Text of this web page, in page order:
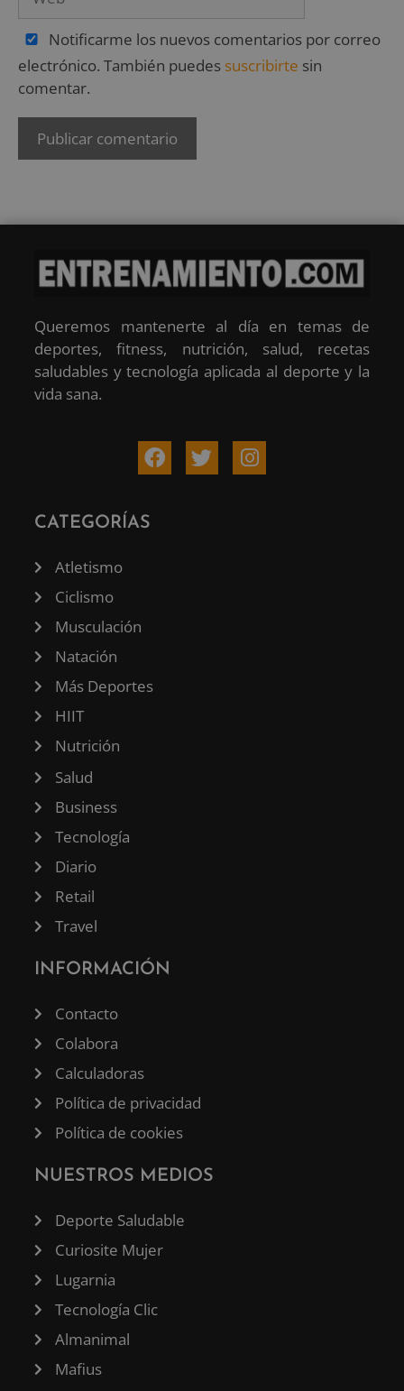
Notificarme los nuevos comentarios por correo
electrónico. También puedes suscribirte sin
comentar.
Queremos mantenerte al día en temas de
deportes, fitness, nutrición, salud, recetas
saludables y tecnología aplicada al deporte y la
vida sana.
CATEGORÍAS
Atletismo
Ciclismo
Musculación
Natación
Más Deportes
HIIT
Nutrición
Salud
Business
Tecnología
Diario
Retail
Travel
INFORMACIÓN
Contacto
Colabora
Calculadoras
Política de privacidad
Política de cookies
NUESTROS MEDIOS
Deporte Saludable
Curiosite Mujer
Lugarnia
Tecnología Clic
Almanimal
Mafius